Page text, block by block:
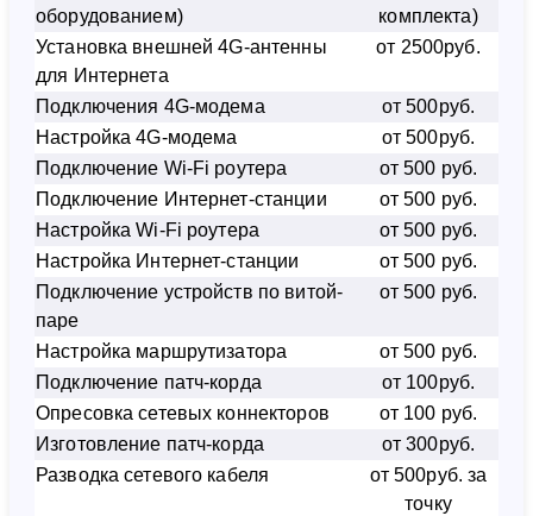
оборудованием)
комплекта)
Установка внешней 4G-антенны
для Интернета
от 2500руб.
Подключения 4G-модема
от 500руб.
Настройка 4G-модема
от 500руб.
Подключение Wi-Fi роутера
от 500 руб.
Подключение Интернет-станции
от 500 руб.
Настройка Wi-Fi роутера
от 500 руб.
Настройка Интернет-станции
от 500 руб.
Подключение устройств по витой-
паре
от 500 руб.
Настройка маршрутизатора
от 500 руб.
Подключение патч-корда
от 100руб.
Опресовка сетевых коннекторов
от 100 руб.
Изготовление патч-корда
от 300руб.
Разводка сетевого кабеля
от 500руб. за
точку